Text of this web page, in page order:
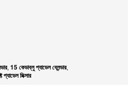
, 15 কেডাব্লু প্যাডেল ব্লেন্ডার,
প্যাডেল মিক্সার